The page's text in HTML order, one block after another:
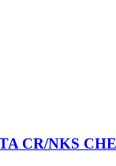
CR/NKS